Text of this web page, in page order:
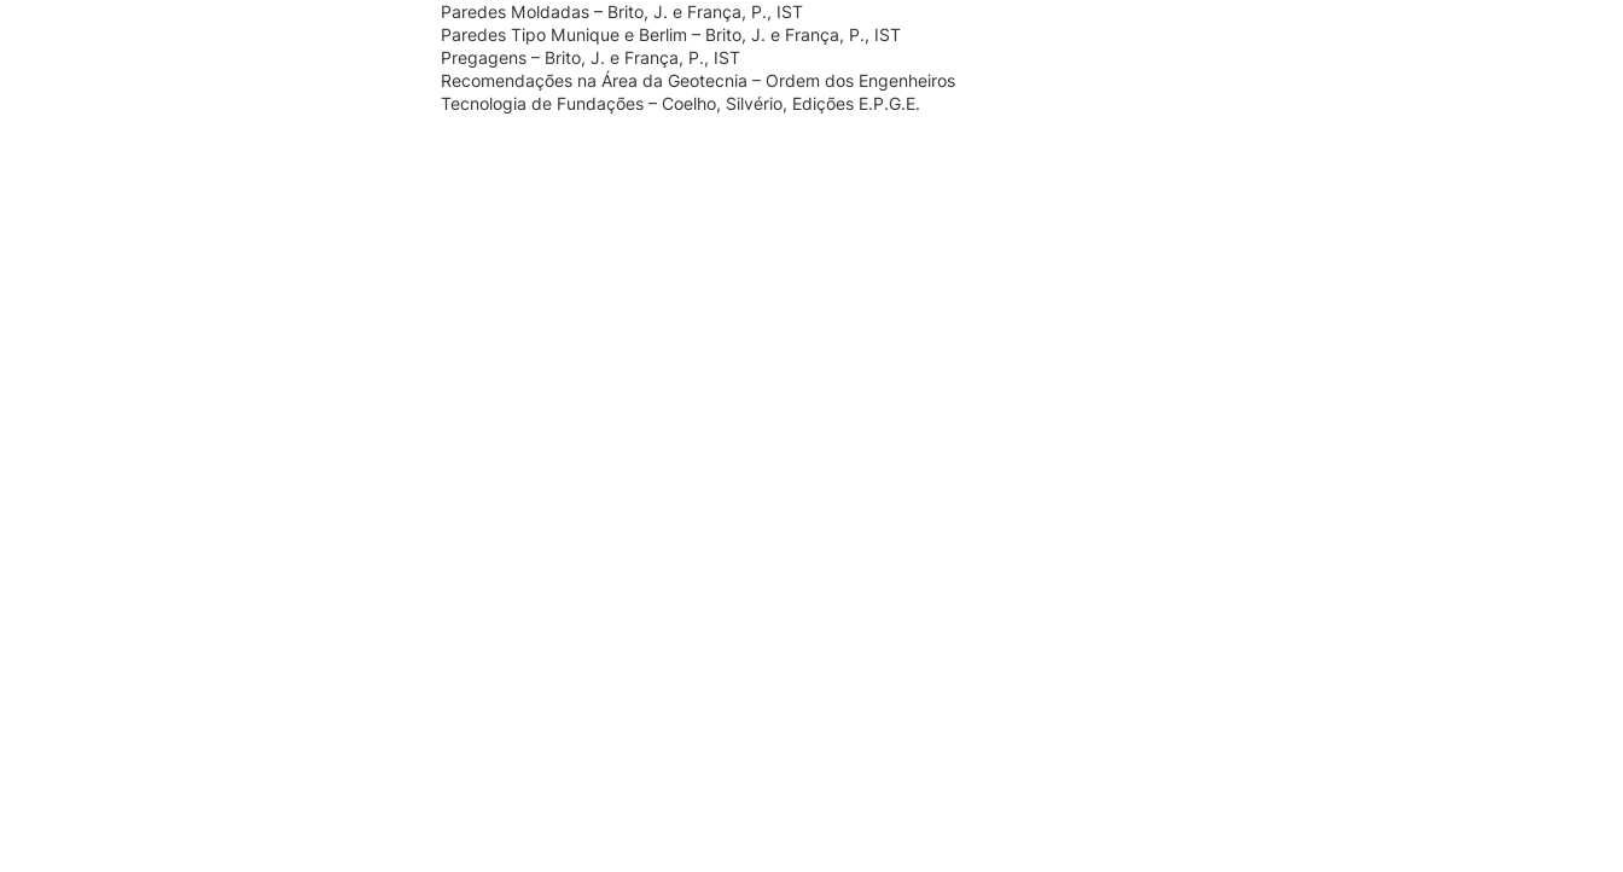
Paredes Moldadas – Brito, J. e França, P., IST
Paredes Tipo Munique e Berlim – Brito, J. e França, P., IST
Pregagens – Brito, J. e França, P., IST
Recomendações na Área da Geotecnia – Ordem dos Engenheiros
Tecnologia de Fundações – Coelho, Silvério, Edições E.P.G.E.